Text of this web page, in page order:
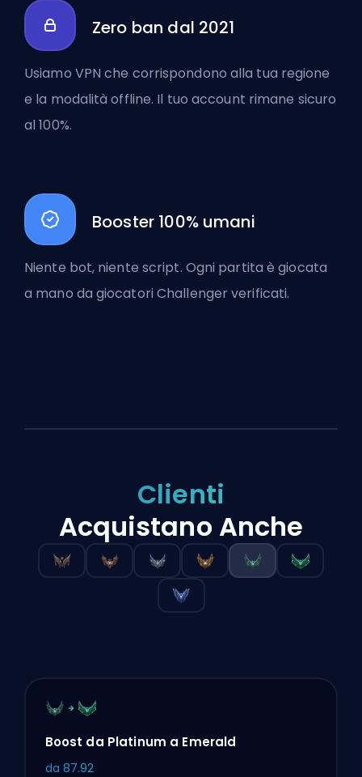
Zero ban dal 2021
Usiamo VPN che corrispondono alla tua regione
e la modalità offline. Il tuo account rimane sicuro
al 100%.
Booster 100% umani
Niente bot, niente script. Ogni partita è giocata
a mano da giocatori Challenger verificati.
Clienti
Acquistano Anche
Boost da Platinum a Emerald
da 87.92